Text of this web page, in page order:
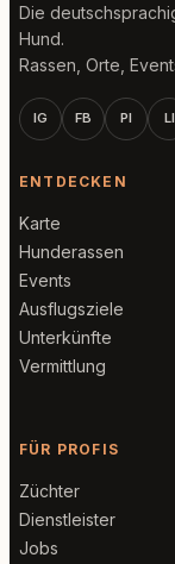
Die
Hund.
Rassen, Orte,
IG FB PI LI
ENTDECKEN
Karte
Hunderassen
Events
Ausflugsziele
Unterkünfte
Vermittlung
FÜR PROFIS
Züchter
Dienstleister
Jobs